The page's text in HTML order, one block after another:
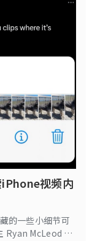
视频内
的一些小细节可
Ryan McLeod 日